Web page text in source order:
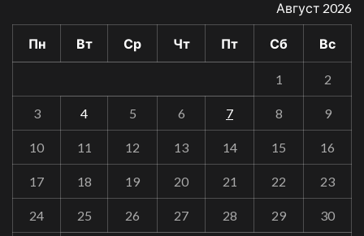
Август 2026
Пн Вт Ср Чт Пт Сб Вс
1 2
3 4 5 6 7 8 9
10 11 12 13 14 15 16
17 18 19 20 21 22 23
24 25 26 27 28 29 30